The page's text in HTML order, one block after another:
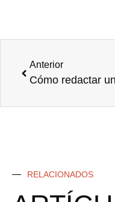
Anterior
Cómo redactar
RELACIONADOS